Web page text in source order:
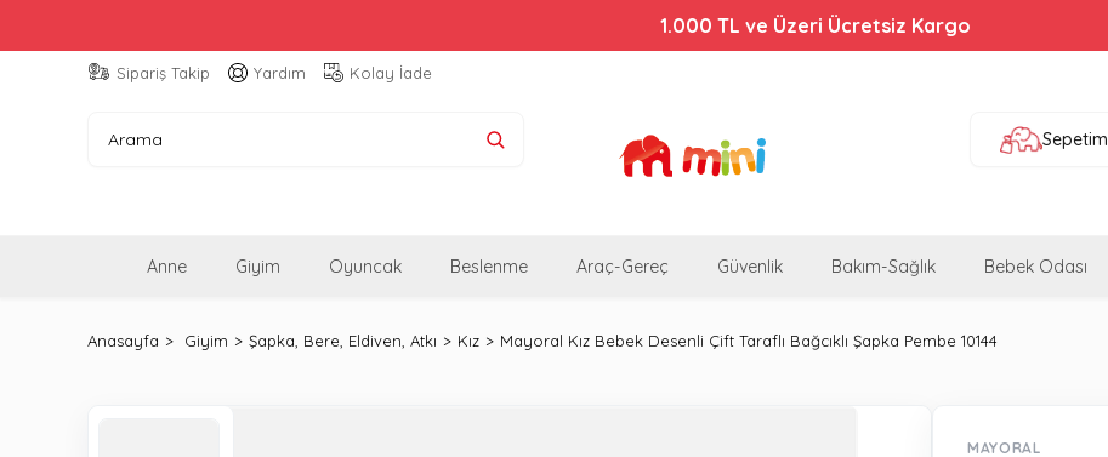
1.000 TL ve Üzeri Ücretsiz Kargo
Sipariş Takip Yardım Kolay İade
Sepetim
Anne Giyim Oyuncak Beslenme Araç-Gereç Güvenlik Bakım-Sağlık Bebek Odası
Anasayfa Giyim Şapka, Bere, Eldiven, Atkı Kız Mayoral Kız Bebek Desenli Çift Taraflı Bağcıklı Şapka Pembe 10144
MAYORAL